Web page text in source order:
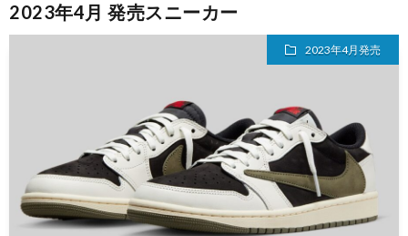
2023年4月 発売スニーカー
2023年4月発売